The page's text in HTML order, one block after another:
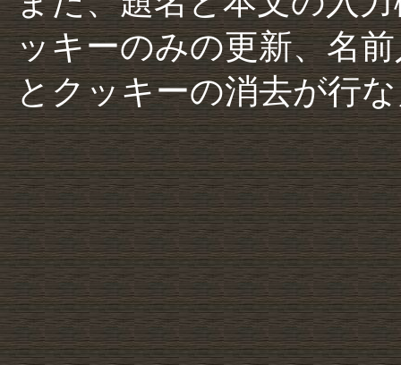
ッキーのみの更新、名
とクッキーの消去が行